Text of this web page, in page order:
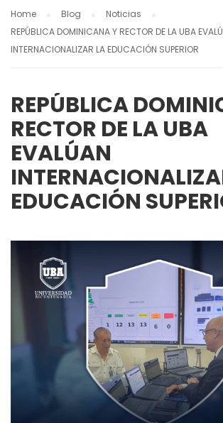
Home Blog
Noticias
REPÚBLICA DOMINICANA Y RECTOR DE LA UBA
INTERNACIONALIZAR LA EDUCACIÓN SUPERIOR
REPÚBLICA
RECTOR DE LA UBA
EVALÚAN
EDUCACIÓN